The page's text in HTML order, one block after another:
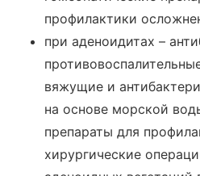
профилактики
при аденоидитах –
вяжущие и
на основе морской
препараты для
хирургические